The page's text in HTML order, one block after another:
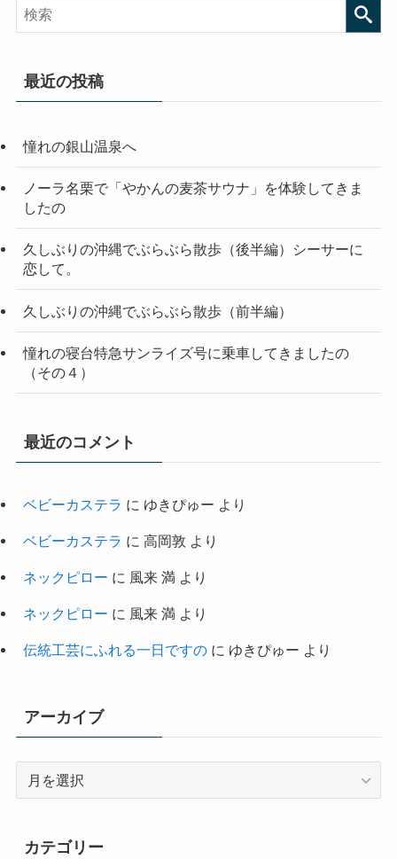
最近の投稿
憧れの銀山温泉へ
ノーラ名栗で「やかんの麦茶サウナ」を体験してきま
したの
久しぶりの沖縄でぶらぶら散歩（後半編）シーサーに
恋して。
久しぶりの沖縄でぶらぶら散歩（前半編）
憧れの寝台特急サンライズ号に乗車してきましたの
（その４）
最近のコメント
ベビーカステラ に ゆきぴゅー より
ベビーカステラ に 高岡敦 より
ネックピロー に 風来 満 より
ネックピロー に 風来 満 より
伝統工芸にふれる一日ですのに ゆきぴゅー より
アーカイブ
カテゴリー